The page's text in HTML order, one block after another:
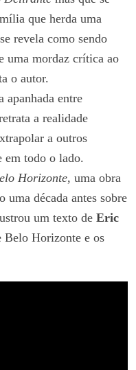
que herda uma
revela como sendo
uma mordaz crítica ao
o autor.
entre
a realidade
a outros
em todo o lado.
Horizonte, uma obra
uma década antes sobre
um texto de Eric
Belo Horizonte e os